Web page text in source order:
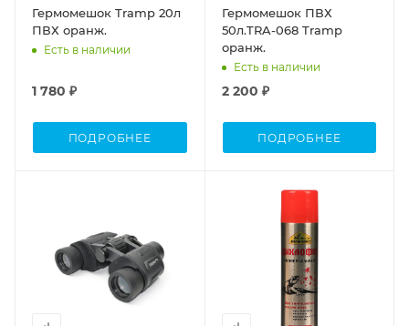
Гермомешок Tramp 20л
ПВХ оранж.
Есть в наличии
1 780 ₽
ПОДРОБНЕЕ
Гермомешок ПВХ
50л.TRA-068 Tramp
оранж.
Есть в наличии
2 200 ₽
ПОДРОБНЕЕ